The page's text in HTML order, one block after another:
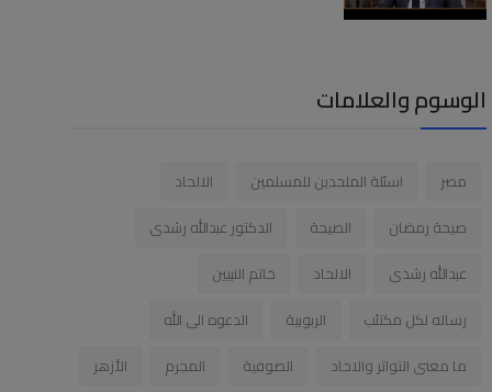
الوسوم والعلامات
مصر اسئلة الملحدين للمسلمين
الالحاد
صيحة رمضان
الصيحة
الدكتور عبدالله رشدى
عبدالله رشدى
الالحاد
خاتم النبيين
رساله لكل مكتئب
الربوبية
الدعوه الى الله
ما معنى التواتر والاحاد
الصوفية المجرم
الأزهر